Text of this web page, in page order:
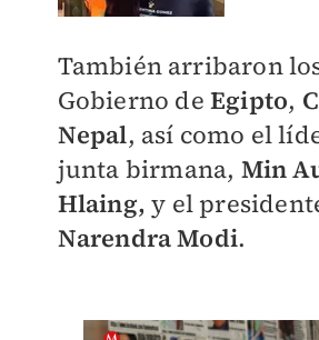
También arribaron
Gobierno de Egipto,
Nepal, así como el
junta birmana, Min
Hlaing, y el
Narendra Modi.